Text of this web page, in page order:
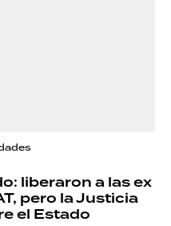
liberaron a las ex
pero la Justicia
el Estado